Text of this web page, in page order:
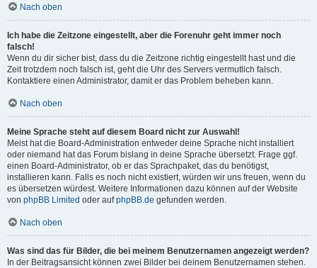
Nach oben
Ich habe die Zeitzone eingestellt, aber die Forenuhr geht immer noch
falsch!
Wenn du dir sicher bist, dass du die Zeitzone richtig eingestellt hast und die
Zeit trotzdem noch falsch ist, geht die Uhr des Servers vermutlich falsch.
Kontaktiere einen Administrator, damit er das Problem beheben kann.
Nach oben
Meine Sprache steht auf diesem Board nicht zur Auswahl!
Meist hat die Board-Administration entweder deine Sprache nicht installiert
oder niemand hat das Forum bislang in deine Sprache übersetzt. Frage ggf.
einen Board-Administrator, ob er das Sprachpaket, das du benötigst,
installieren kann. Falls es noch nicht existiert, würden wir uns freuen, wenn du
es übersetzen würdest. Weitere Informationen dazu können auf der Website
von phpBB Limited oder aufphpBB.de gefunden werden.
Nach oben
Was sind das für Bilder, die bei meinem Benutzernamen angezeigt werden?
In der Beitragsansicht können zwei Bilder bei deinem Benutzernamen stehen.